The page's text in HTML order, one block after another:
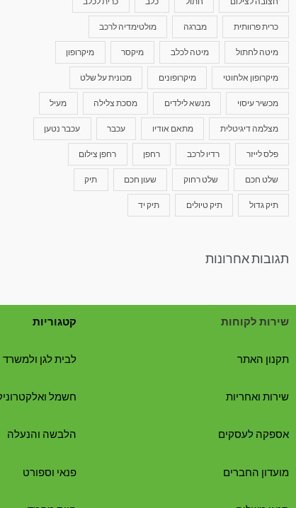
כרית פרוותית מברגה מולטימדיה לרכב
מיטה לחתול מיטה לכלב מיקסר מיקרופון
מיקרופון אלחוטי מיקרופונים מכונית על שלט
מכשיר עיסוי מנשא לילדים מסכת צלילה מעיל
מצלמה דיגיטלית מתאם אודיו עכבר עכבר נטען
פלס לייזר רדיו לרכב רחפן רחפן צילום
שלט חכם שלט רחוק שעון חכם תיק
תיק גדול תיק טיולים תיק יד
תגובות אחרונות
שירות לקוחות
תקנון האתר
שירות ואחריות
אספקה לעסקים
מועדון החברים
קטגוריות
לבית לגן ולמשרד
חשמל
הלבשה והנעלה
פנאי וספורט